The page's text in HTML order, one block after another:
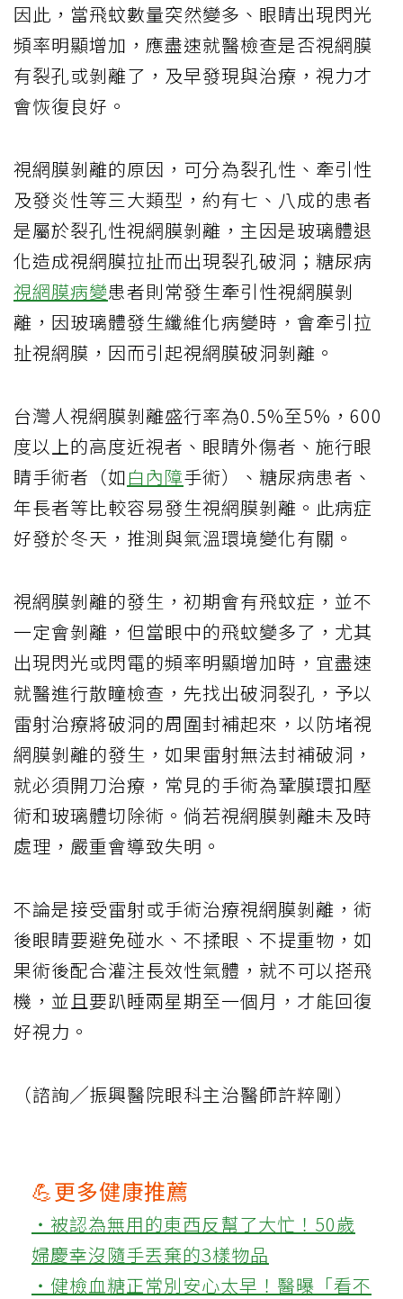
因此，當飛蚊數量突然變多、眼睛出現閃光
頻率明顯增加，應盡速就醫檢查是否視網膜
有裂孔或剝離了，及早發現與治療，視力才
會恢復良好。
視網膜剝離的原因，可分為裂孔性、牽引性
及發炎性等三大類型，約有七、八成的患者
是屬於裂孔性視網膜剝離，主因是玻璃體退
化造成視網膜拉扯而出現裂孔破洞；糖尿病
視網膜病變患者則常發生牽引性視網膜剝
離，因玻璃體發生纖維化病變時，會牽引拉
扯視網膜，因而引起視網膜破洞剝離。
台灣人視網膜剝離盛行率為0.5%至5%，600
度以上的高度近視者、眼睛外傷者、施行眼
睛手術者（如白內障手術）、糖尿病患者、
年長者等比較容易發生視網膜剝離。此病症
好發於冬天，推測與氣溫環境變化有關。
視網膜剝離的發生，初期會有飛蚊症，並不
一定會剝離，但當眼中的飛蚊變多了，尤其
出現閃光或閃電的頻率明顯增加時，宜盡速
就醫進行散瞳檢查，先找出破洞裂孔，予以
雷射治療將破洞的周圍封補起來，以防堵視
網膜剝離的發生，如果雷射無法封補破洞，
就必須開刀治療，常見的手術為鞏膜環扣壓
術和玻璃體切除術。倘若視網膜剝離未及時
處理，嚴重會導致失明。
不論是接受雷射或手術治療視網膜剝離，術
後眼睛要避免碰水、不揉眼、不提重物，如
果術後配合灌注長效性氣體，就不可以搭飛
機，並且要趴睡兩星期至一個月，才能回復
好視力。
（諮詢╱振興醫院眼科主治醫師許粹剛）
💪更多健康推薦
‧被認為無用的東西反幫了大忙！50歲
婦慶幸沒隨手丟棄的3樣物品
‧健檢血糖正常別安心太早！醫曝「看不